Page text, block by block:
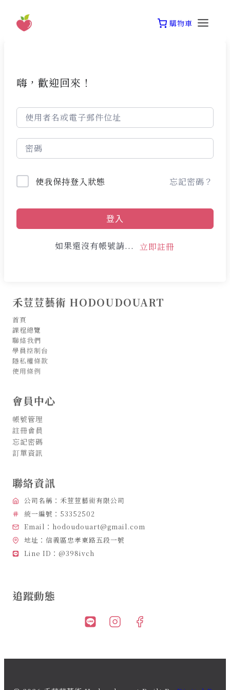
購物車
嗨，歡迎回來！
使我保持登入狀態 忘記密碼？
登入
如果還沒有帳號請... 立即註冊
禾荳荳藝術 HODOUDOUART
首頁
課程總覽
聯絡我們
學員控制台
隱私權條款
使用條例
會員中心
帳號管理
註冊會員
忘記密碼
訂單資訊
聯絡資訊
公司名稱：禾荳荳藝術有限公司
統一編號：53352502
Email：hodoudouart@gmail.com
地址：信義區忠孝東路五段一號
Line ID：@398ivch
追蹤動態